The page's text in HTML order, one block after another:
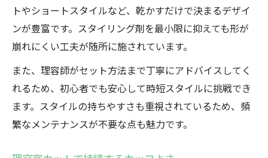
トやショートスタイルなど、乾かすだけで決まるデザイ
ンが豊富です。スタイリング剤を最小限に抑えても形が
崩れにくい工夫が随所に施されています。
また、理容師がセット方法まで丁寧にアドバイスしてく
れるため、初心者でも安心して時短スタイルに挑戦でき
ます。スタイルの持ちやすさも重視されているため、頻
繁なメンテナンスが不要な点も魅力です。